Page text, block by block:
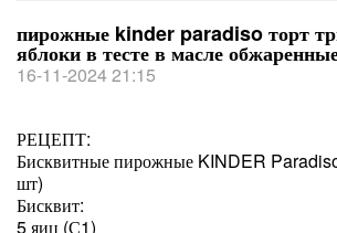
пирожные kinder paradiso торт
яблоки в тесте в масле
16-11-2024 21:15
РЕЦЕПТ:
Бисквитные пирожные KINDER
шт)
Бисквит:
5 яиц (С1)